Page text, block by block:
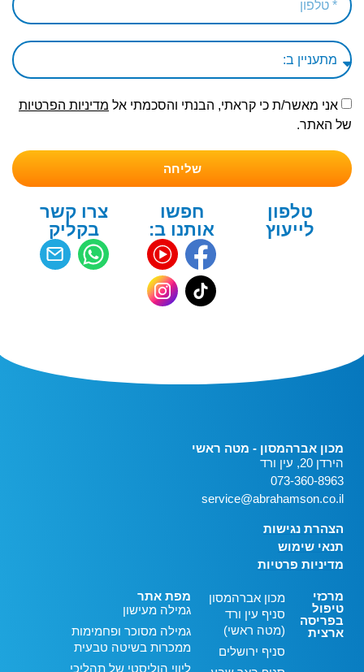
אני מאשר/ת כי קראתי, הבנתי והסכמתי אל מדיניות הפרטיות
של האתר.
שליחה
טלפון
לייעוץ
חפשו
אותנו ב:
צרו קשר
בקליק
מכון אברהמסון - מטה ראשי
הירדן 20, עין ורד
073-360-8963
service@abrahamson.co.il
הצהרת נגישות
תנאי שימוש
מדיניות פרטיות
מרכזי
טיפול
בפריסה
ארצית
מכון אברהמסון
סניף עין ורד
(מטה ראשי)
סניף ירושלים
מפת אתר
גמילה מעישון
גמילה מסוכר ופחמימות
ממכרות בשיטה טבעית
ליווי הוליסטי של תהליכי